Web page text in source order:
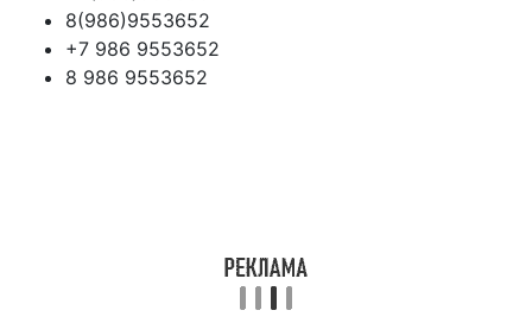
8(986)9553652
+7 986 9553652
8 986 9553652